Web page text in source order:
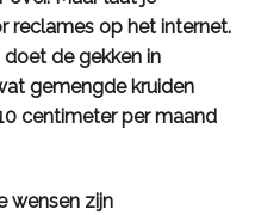
reclames op het internet.
de gekken in
gemengde kruiden
centimeter per maand
wensen zijn